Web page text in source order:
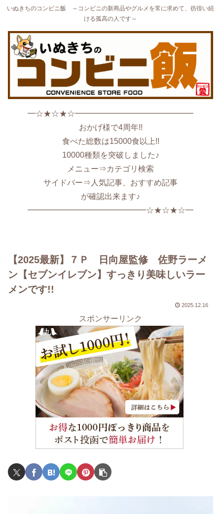
いぬきちのコンビニ飯 ～コンビニの新商品やグルメを常に求めて、彷徨い続
ける孤高の人です～
━☆★☆★☆━━━━━━━━━━━━━━━
おかげ様で4周年!!
食べた総数は15000食以上!!
10000種類を突破しました♪
メニュー⇒カテゴリ検索
サイドバー⇒人気記事、おすすめ記事
が確認出来ます♪
━━━━━━━━━━━━━━━☆★☆★☆━
【2025最新】７Ｐ 日向屋監修 佐野ラーメ
ン【セブンイレブン】すっきり美味しいラー
メンです!!
2025.12.16
スポンサーリンク